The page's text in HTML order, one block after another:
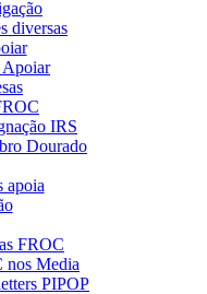
diversas
IRS
Dourado
apoia
FROC
nos Media
PIPOP